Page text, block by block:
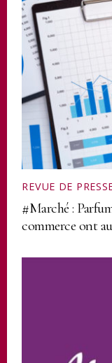
REVUE DE
#Marché :
commerce ont